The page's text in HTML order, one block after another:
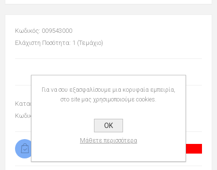
Κωδικός: 009543000
Ελάχιστη Ποσότητα: 1 (Τεμάχιο)
Κατασκευαστής: TRODAT
Κωδικός προϊόντος:
Για να σου εξασφαλίσουμε μια κορυφαία εμπειρία,
στο site μας χρησιμοποιούμε cookies.
OK
Μάθετε περισσότερα